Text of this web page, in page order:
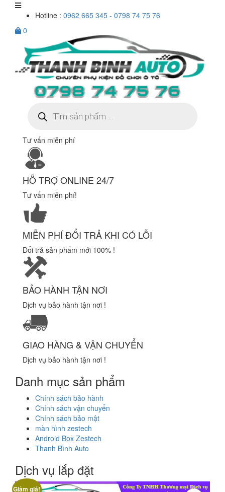
Hotline : 0962 665 345 - 0798 74 75 76
0
kiếm
sản
Tư vấn miễn phí
HỖ TRỢ ONLINE 24/7
Tư vấn miễn phí!
MIỄN PHÍ ĐỔI TRẢ KHI CÓ LỖI
Đổi trả sản phẩm mới 100% !
BẢO HÀNH TẬN NƠI
Dịch vụ bảo hành tận nơi !
GIAO HÀNG & VẬN CHUYỂN
Dịch vụ bảo hành tận nơi !
Danh mục sản phẩm
Chính sách bảo hành
Chính sách vận chuyển
Chính sách bảo mật
màn hình zestech
Android Box Zestech
Thanh Bình Auto
Dịch vụ lắp đặt
Giảm giá!